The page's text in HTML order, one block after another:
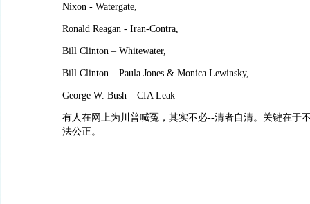
Nixon - Watergate,
Ronald Reagan - Iran-Contra,
Bill Clinton – Whitewater,
Bill Clinton – Paula Jones & Monica Lewinsky,
George W. Bush – CIA Leak
有人在网上为川普喊冤，其实不必--清者自清。关键在于
法公正。